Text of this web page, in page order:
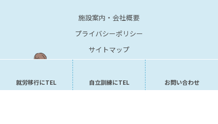
施設案内・会社概要
プライバシーポリシー
サイトマップ
就労移行にTEL 自立訓練にTEL お問い合わせ